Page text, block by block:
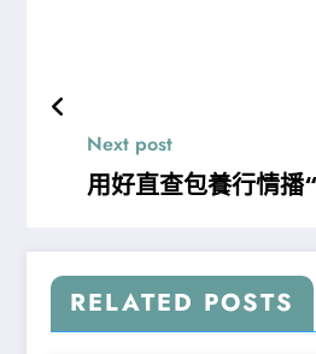
Next post
用好直查包養行情播
RELATED POSTS